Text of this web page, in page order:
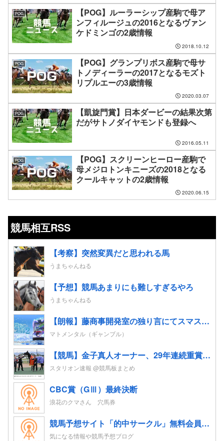
POG
【POG】ルーラーシップ産駒で母ア
ンフィルージュの2016となるヴァン
ケドミンゴの2歳情報
2018.10.12
POG
【POG】グランプリボス産駒で母サ
トノディーラーの2017となるモズト
リプルエーの3歳情報
2020.03.07
POG
【凱旋門賞】日本ダービーの結果次第
だがサトノダイヤモンドも登録へ
2016.05.11
POG
【POG】スクリーンヒーロー産駒で
母メジロトンキニーズの2018となる
クールキャットの2歳情報
2020.06.15
競馬相互RSS
【考察】突然変異だと思われる馬
うまちゃんねる
【予想】競馬あまりにも難しすぎるやろ
うまちゃんねる
【朗報】藤商事開発室の独り言にてスマスロ禁書目録2の「隠しボイス」&amp;「隠し楽曲（telepath/Real）」解放コマンドが公開される！
マトメンタル（ギャンブル）
【競馬】金子真人オーナー、29年連続重賞勝利！初重賞制覇から1年も途切れることなく29年… JRA重賞は122勝目 ネット「すごすぎる」
スタリオン速報 @競馬板まとめ
CBC賞（GⅢ）最終決断
浪花のクマさん 穴馬券
競馬予想サイト「的中サークル」無料会員登録｜初心者も指数とプロ予想で週末レースを攻略
気になる情報や競馬予想ブログ